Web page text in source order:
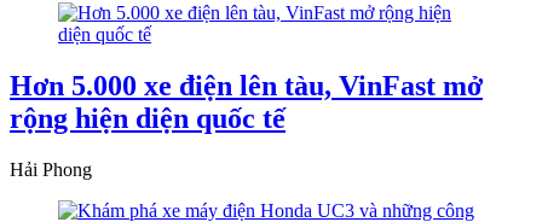
Hơn 5.000 xe điện lên tàu, VinFast mở
rộng hiện diện quốc tế
Hải Phong